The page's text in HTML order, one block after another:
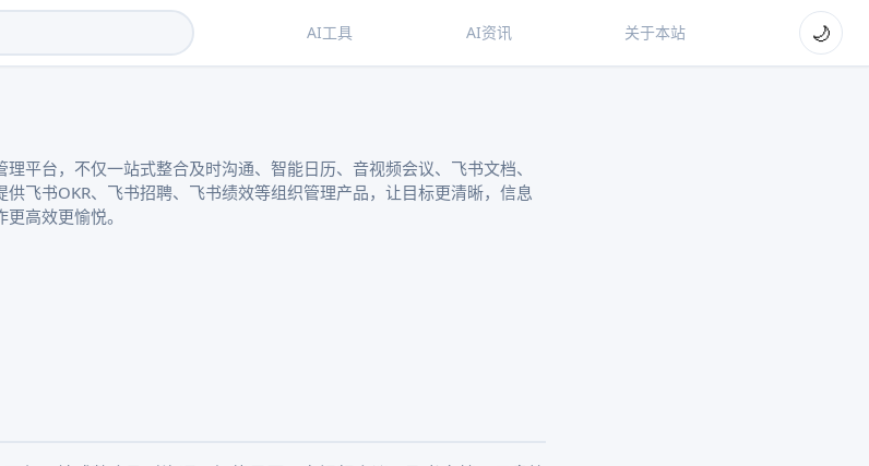
AI工具 AI资讯 关于本站 🌙
平台，不仅一站式整合及时沟通、智能日历、音视频会议、飞书文档、
飞书OKR、飞书招聘、飞书绩效等组织管理产品，让目标更清晰，信息
高效更愉悦。